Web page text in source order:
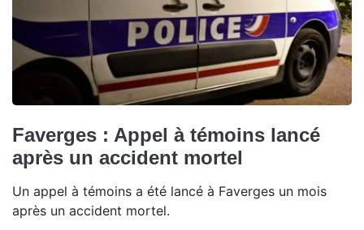
Faverges : Appel à témoins lancé
après un accident mortel
Un appel à témoins a été lancé à Faverges un mois
après un accident mortel.